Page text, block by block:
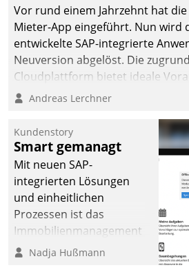
Vor rund einem Jahrzehnt hat die
Mieter-App eingeführt. Nun wird
entwickelte SAP-integrierte
Neuversion abgelöst. Die
Cloudplattform bietet ideale
die Funktionalität der App zu
integrieren.
Andreas Lerchner
Kundenstory
Smart gemanagt
Mit neuen SAP-
integrierten Lösungen
und einheitlichen
Prozessen ist das
Immobilienmanagement
der Bayerischen
Nadja Hußmann